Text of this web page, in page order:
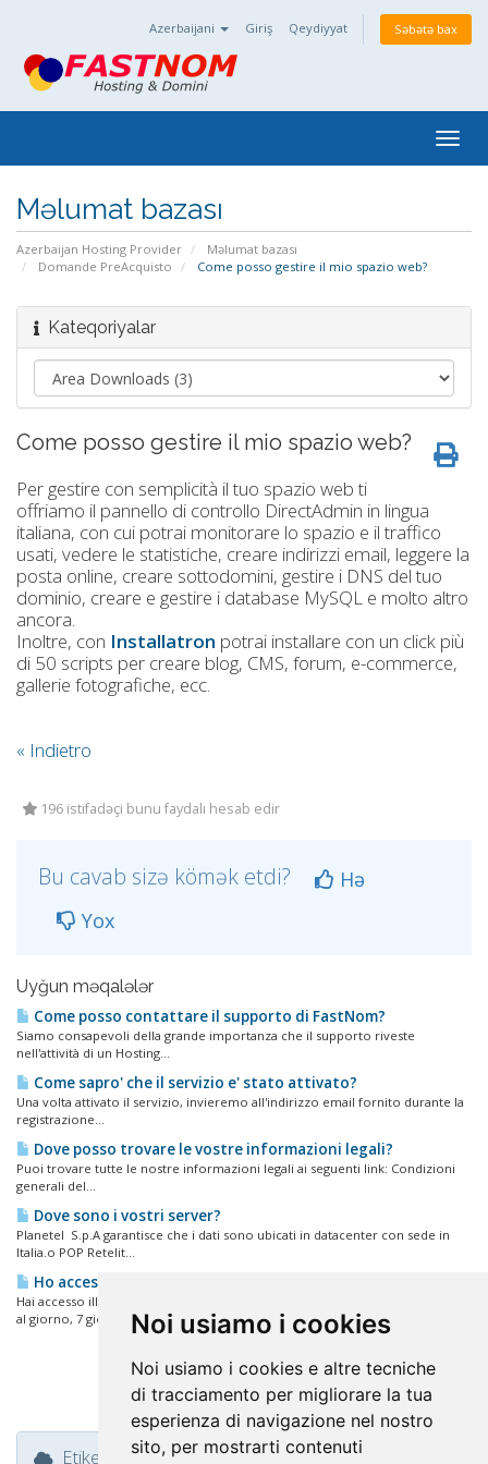
Noi usiamo i cookies
Noi usiamo i cookies e altre tecniche
di tracciamento per migliorare la tua
esperienza di navigazione nel nostro
sito, per mostrarti contenuti
Azerbaijani Giriş Qeydiyyat Səbətə bax
Məlumat bazası
Azerbaijan Hosting Provider
Məlumat bazası
Domande PreAcquisto
Come posso gestire il mio spazio web?
Kateqoriyalar
Come posso gestire il mio spazio web?
Per gestire con semplicità il tuo spazio web ti
offriamo il pannello di controllo DirectAdmin in lingua
italiana, con cui potrai monitorare lo spazio e il traffico
usati, vedere le statistiche, creare indirizzi email, leggere la
posta online, creare sottodomini, gestire i DNS del tuo
dominio, creare e gestire i database MySQL e molto altro
ancora.
Inoltre, con Installatron potrai installare con un click più
di 50 scripts per creare blog, CMS, forum, e-commerce,
gallerie fotografiche, ecc.
« Indietro
196 istifadəçi bunu faydalı hesab edir
Bu cavab sizə kömək etdi?
Hə
Yox
Uyğun məqalələr
Come posso contattare il supporto di FastNom?
Siamo consapevoli della grande importanza che il supporto riveste
nell'attività di un Hosting...
Come sapro' che il servizio e' stato attivato?
Una volta attivato il servizio, invieremo all'indirizzo email fornito durante la
registrazione...
Dove posso trovare le vostre informazioni legali?
Puoi trovare tutte le nostre informazioni legali ai seguenti link: Condizioni
generali del...
Dove sono i vostri server?
Planetel S.p.A garantisce che i dati sono ubicati in datacenter con sede in
Italia.o POP Retelit...
Ho accesso illimitato per aggiornare le mie pagine?
Hai accesso illimitato al tuo spazio web tramite DirectAdmin e via FTP 24 ore
al giorno, 7 giorni...
Etiket Bulutu